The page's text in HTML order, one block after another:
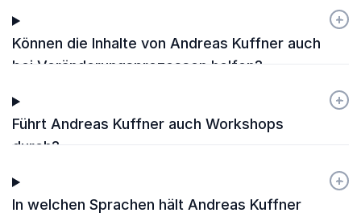
Können die Inhalte von Andreas Kuffner auch
bei Veränderungsprozessen helfen?
+
-
Führt Andreas Kuffner auch Workshops
durch?
+
-
In welchen Sprachen hält Andreas Kuffner
+
-